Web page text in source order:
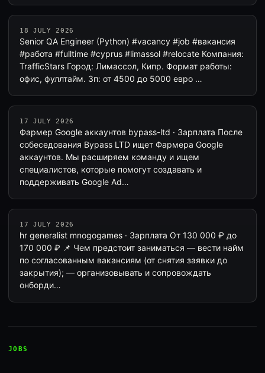
18 JULY 2026
Senior QA Engineer (Python) #vacancy #job #вакансия
#работа #fulltime #cyprus #limassol #relocate Компания:
TrafficStars Город: Лимассол, Кипр. Формат работы:
офис, фуллтайм. Зп: от 4500 до 5000 евро …
17 JULY 2026
Фармер Google аккаунтов bypass-ltd · Зарплата После
собеседования Bypass LTD ищет Фармера Google
аккаунтов. Мы расширяем команду и ищем
специалистов, которые помогут создавать и
поддерживать Google Ad…
17 JULY 2026
hr generalist mnogogames · Зарплата От 130 000 ₽ до
170 000 ₽ 📌 Чем предстоит заниматься — вести найм
по согласованным вакансиям (от снятия заявки до
закрытия); — организовывать и сопровождать
онборди…
JOBS